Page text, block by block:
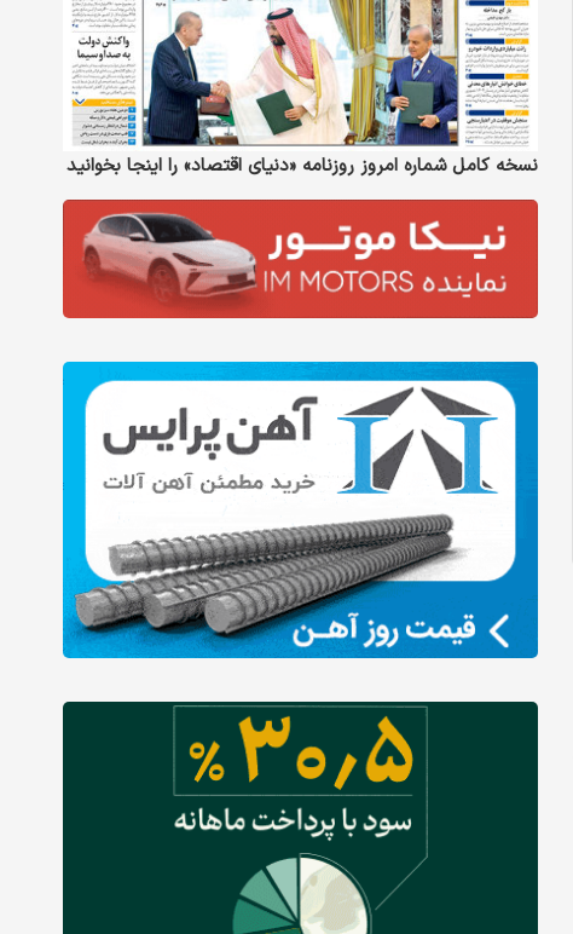
نسخه کامل شماره امروز روزنامه «دنیای‌ اقتصاد» را اینجا بخوانید